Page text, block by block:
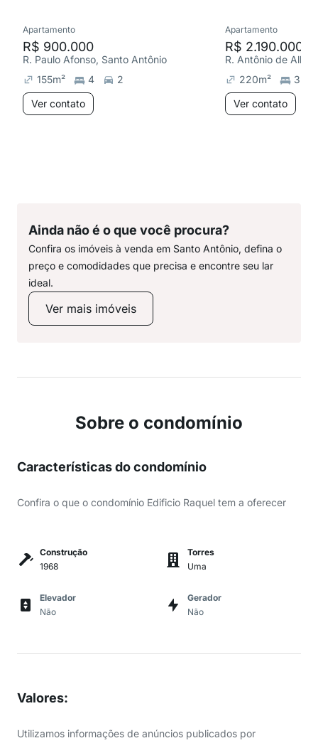
Apartamento
R$ 900.000
R. Paulo Afonso, Santo Antônio
155m² 4
2
Ver contato
Apartamento
R$ 2.190.000
R. Antônio de
220m²
3
Ver contato
Ainda não é o que você procura?
Confira os imóveis à venda em Santo Antônio, defina o
preço e comodidades que precisa e encontre seu lar
ideal.
Ver mais imóveis
Sobre o condomínio
Características do condomínio
Confira o que o condomínio Edificio Raquel tem a oferecer
Construção
1968
Torres
Uma
Elevador
Não
Gerador
Não
Valores:
Utilizamos informações de anúncios publicados por